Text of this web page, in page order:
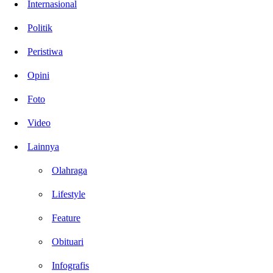
Internasional
Politik
Peristiwa
Opini
Foto
Video
Lainnya
Olahraga
Lifestyle
Feature
Obituari
Infografis